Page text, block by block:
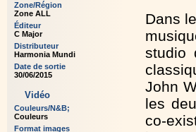
Zone/Région
Zone ALL
Éditeur
C Major
Distributeur
Harmonia Mundi
Date de sortie
30/06/2015
Vidéo
Couleurs/N&B;
Couleurs
Format images
Dans
studio
John
les
co-